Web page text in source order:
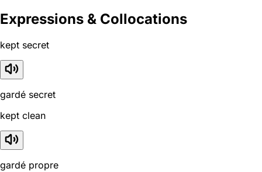
Expressions & Collocations
kept secret
gardé secret
kept clean
gardé propre